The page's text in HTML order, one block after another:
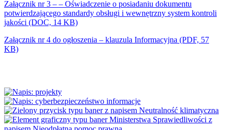
Załącznik nr 3 – – Oświadczenie o posiadaniu dokumentu
potwierdzającego standardy obsługi i wewnętrzny system kontroli
jakości (DOC, 14 KB)
Załącznik nr 4 do ogłoszenia – klauzula Informacyjna (PDF, 57
KB)